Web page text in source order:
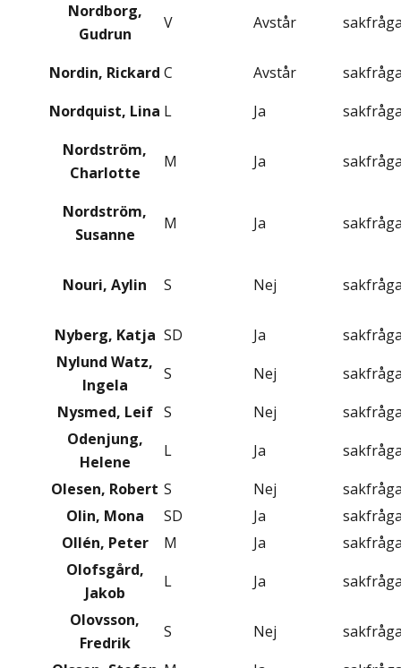
Nordborg,
Gudrun
V Avstår
Nordin, Rickard C Avstår
Nordquist, Lina L Ja
Nordström,
Charlotte
M Ja
Nordström,
Susanne
M Ja
Nouri, Aylin S Nej
Nyberg, Katja SD Ja
Nylund Watz,
Ingela
S Nej
Nysmed, Leif S Nej
Odenjung,
Helene
L Ja
Olesen, Robert S Nej
Olin, Mona
SD Ja
Ollén, Peter
M Ja
Olofsgård,
Jakob
L Ja
Olovsson,
Fredrik
S Nej